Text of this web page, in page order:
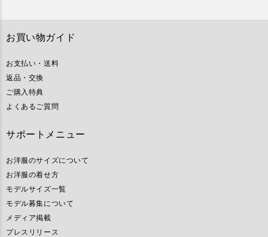
お買い物ガイド
お支払い・送料
返品・交換
ご購入特典
よくあるご質問
サポートメニュー
お洋服のサイズについて
お洋服の着せ方
モデルサイズ一覧
モデル募集について
メディア掲載
プレスリリース